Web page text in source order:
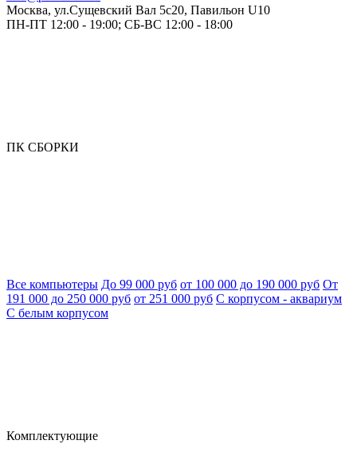
Москва, ул.Сущевский Вал 5с20, Павильон U10
ПН-ПТ 12:00 - 19:00; СБ-ВС 12:00 - 18:00
ПК СБОРКИ
Все компьютеры До 99 000 руб от 100 000 до 190 000 руб От
191 000 до 250 000 руб от 251 000 руб С корпусом - аквариум
С белым корпусом
Комплектующие